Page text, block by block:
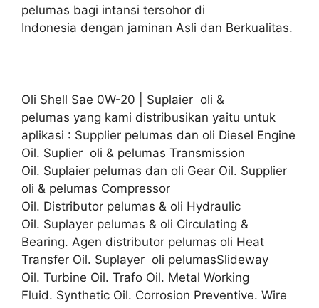
pelumas bagi intansi tersohor di
Indonesia dengan jaminan Asli dan Berkualitas.
Oli Shell Sae 0W-20 | Suplaier oli &
pelumas yang kami distribusikan yaitu untuk
aplikasi : Supplier pelumas dan oli Diesel Engine
Oil. Suplier oli & pelumas Transmission
Oil. Suplaier pelumas dan oli Gear Oil. Supplier
oli & pelumas Compressor
Oil. Distributor pelumas & oli Hydraulic
Oil. Suplayer pelumas & oli Circulating &
Bearing. Agen distributor pelumas oli Heat
Transfer Oil. Suplayer oli pelumasSlideway
Oil. Turbine Oil. Trafo Oil. Metal Working
Fluid. Synthetic Oil. Corrosion Preventive. Wire